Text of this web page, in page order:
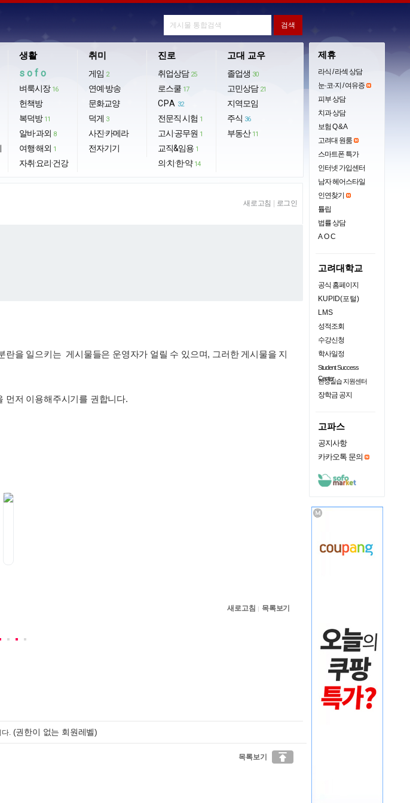
생활
sofo
벼룩시장 16
헌책방
복덕방 11
알바·과외 8
여행·해외 1
자취·요리·건강
취미
게임 2
연예·방송
문화교양
덕게 3
사진·카메라
전자기기
진로
취업상담 25
로스쿨 17
CPA 32
전문직 시험 1
고시·공무원 1
교직&임용 1
의·치·한·약 14
고대 교우
졸업생 30
고민상담 21
지역모임
주식 36
부동산 11
새로고침 로그인
을 일으키는 게시물들은 운영자가 얼릴 수 있으며, 그러한 게시물을 지
먼저 이용해주시기를 권합니다.
새로고침 | 목록보기
다. (권한이 없는 회원레벨)
목록보기 
제휴
라식 / 라섹 상담
눈·코·지 / 여유증
피부 상담
치과 상담
보험 Q & A
고려대 원룸
스마트폰 특가
인터넷 가입센터
남자 헤어스타일
인연찾기
튤립
법률 상담
AOC
고려대학교
공식 홈페이지
KUPID(포털)
LMS
성적조회
수강신청
학사일정
Student Success
Center
현장실습 지원센터
장학금 공지
고파스
공지사항
카카오톡 문의